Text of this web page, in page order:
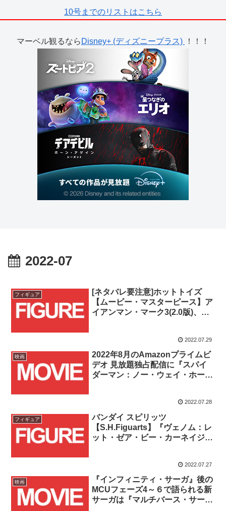
10号までのリストはこちら
マーベル観るなら Disney+ (ディズニープラス) ！！！
2022-07
フィギュア
[ネタバレ要注意]ホットトイズ
【ムービー・マスターピース】ア
イアンマン・マーク3(2.0版)、マ
イ・ホーム』から遂にあのキャラ
クターが登場！！
2022.07.29
映画
2022年8月のAmazonプライムビ
デオ 見放題独占配信に『スパイ
ダーマン：ノー・ウェイ・ホー
2022.07.28
フィギュア
バンダイ スピリッツ
【S.H.Figuarts】『ヴェノム：レ
ット・ゼア・ビー・カーネイジ』
2022.07.27
映画
『インフィニティ・サーガ』後の
MCUフェーズ4～６で語られる新
サーガは『マルチバース・サー